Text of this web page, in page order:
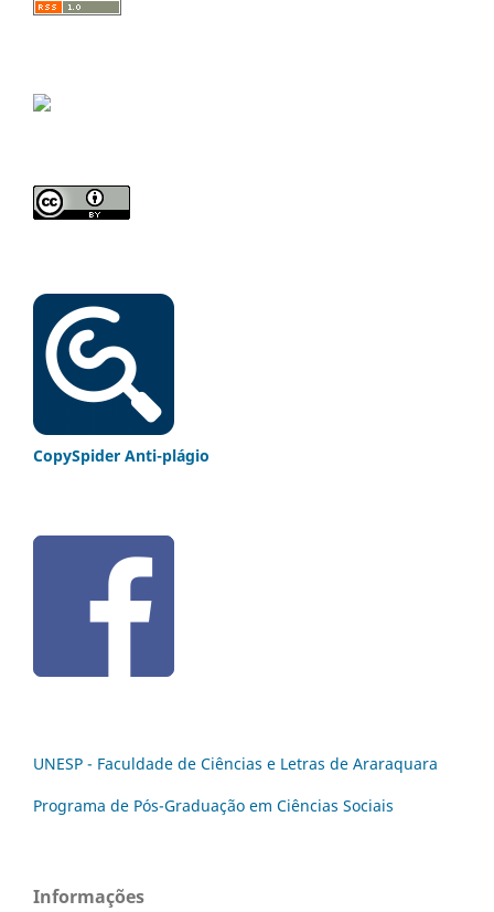
CopySpider Anti-plágio
UNESP - Faculdade de Ciências e Letras de Araraquara
Programa de Pós-Graduação em Ciências Sociais
Informações